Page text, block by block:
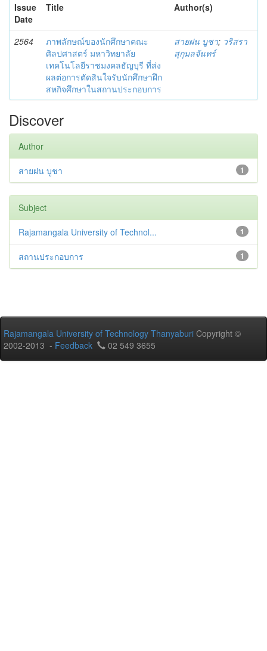
Issue
Date
Title Author(s)
2564
ภาพลักษณ์ของนักศึกษาคณะ
ศิลปศาสตร์ มหาวิทยาลัย
เทคโนโลยีราชมงคลธัญบุรี ที่ส่ง
ผลต่อการตัดสินใจรับนักศึกษาฝึก
สหกิจศึกษาในสถานประกอบการ
สายฝน บูชา; วริสรา
สุกุมลจันทร์
Discover
Author
1
สายฝน บูชา
Subject
1
Rajamangala University of Technol...
1
สถานประกอบการ
Rajamangala University of Technology Thanyaburi Copyright ©
2002-2013 - Feedback 02 549 3655